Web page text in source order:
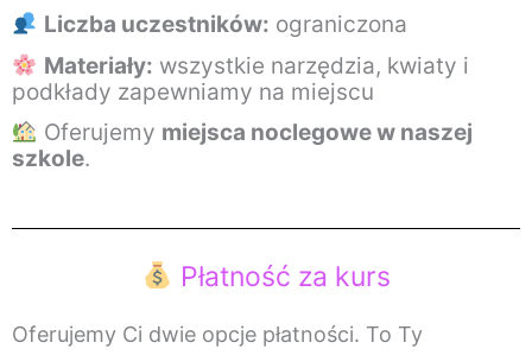
Liczba uczestników: ograniczona
Materiały: wszystkie narzędzia, kwiaty i
podkłady zapewniamy na miejscu
Oferujemy miejsca noclegowe w naszej
szkole.
Płatność za kurs
Oferujemy Ci dwie opcje płatności. To Ty